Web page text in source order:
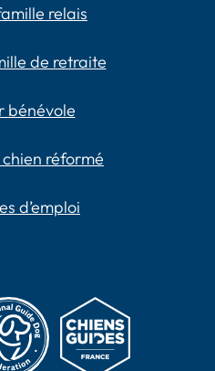
relais
de retraite
bénévole
réformé
d’emploi